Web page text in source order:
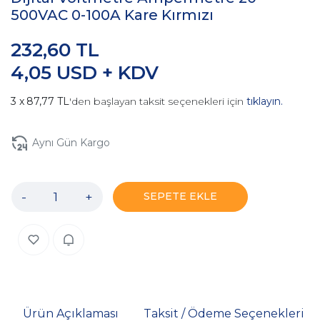
500VAC 0-100A Kare Kırmızı
4,05 USD + KDV
232,60 TL
87,77 TL'den başlayan taksit seçenekleri için tıklayın.
Aynı Gün Kargo
- + SEPETE EKLE
Ürün Açıklaması Taksit / Ödeme Seçenekleri